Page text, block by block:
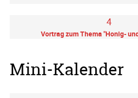
4
Vortrag zum Thema "Honig-
Mini-Kalender